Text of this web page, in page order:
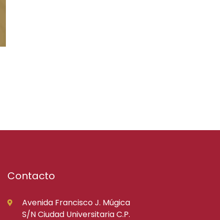
Contacto
Avenida Francisco J. Múgica
S/N Ciudad Universitaria C.P.